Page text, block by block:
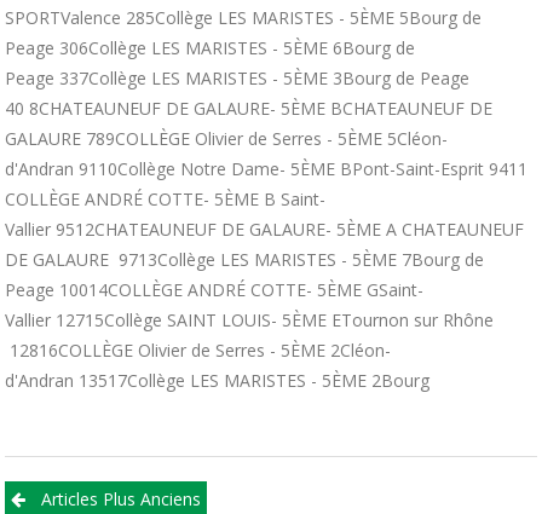
SPORTValence 285Collège LES MARISTES - 5ÈME 5Bourg de
Peage 306Collège LES MARISTES - 5ÈME 6Bourg de
Peage 337Collège LES MARISTES - 5ÈME 3Bourg de Peage
40 8CHATEAUNEUF DE GALAURE- 5ÈME BCHATEAUNEUF DE
GALAURE 789COLLÈGE Olivier de Serres - 5ÈME 5Cléon-
d'Andran 9110Collège Notre Dame- 5ÈME BPont-Saint-Esprit 9411
COLLÈGE ANDRÉ COTTE- 5ÈME B Saint-
Vallier 9512CHATEAUNEUF DE GALAURE- 5ÈME A CHATEAUNEUF
DE GALAURE 9713Collège LES MARISTES - 5ÈME 7Bourg de
Peage 10014COLLÈGE ANDRÉ COTTE- 5ÈME GSaint-
Vallier 12715Collège SAINT LOUIS- 5ÈME ETournon sur Rhône
12816COLLÈGE Olivier de Serres - 5ÈME 2Cléon-
d'Andran 13517Collège LES MARISTES - 5ÈME 2Bourg
Articles Plus Anciens